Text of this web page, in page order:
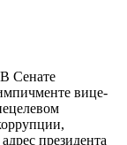
В Сенате
вице-
президента